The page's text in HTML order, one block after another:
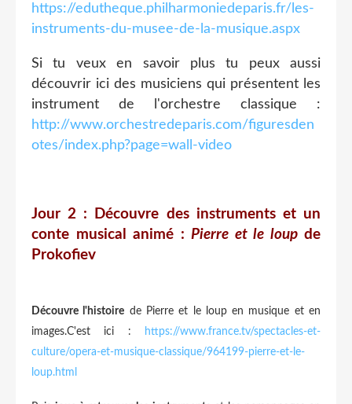
https://edutheque.philharmoniedeparis.fr/les-
instruments-du-musee-de-la-musique.aspx
Si tu veux en savoir plus tu peux aussi
découvrir ici des musiciens qui présentent les
instrument de l'orchestre classique :
http://www.orchestredeparis.com/figuresden
otes/index.php?page=wall-video
Jour 2 : Découvre des instruments et un
conte musical animé : Pierre et le loupde
Prokofiev
Découvre l'histoire de Pierre et le loup en musique et en
images.​C'est ici :
https://www.france.tv/spectacles-et-
culture/opera-et-musique-classique/964199-pierre-et-le-
loup.html